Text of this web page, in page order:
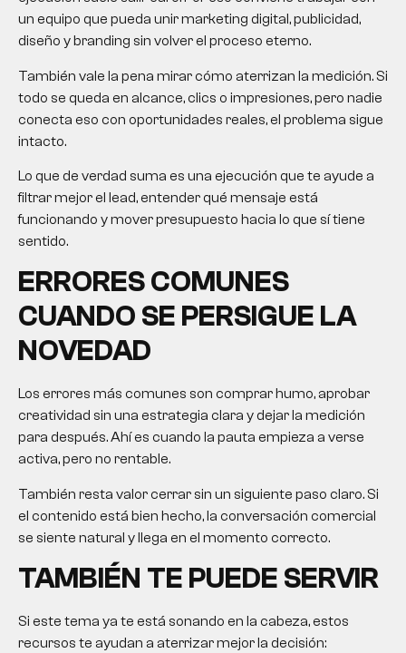
un equipo que pueda unirmarketing digital, publicidad,
diseño y branding sin volver el proceso eterno.
También vale la pena mirar cómo aterrizan la medición. Si
todo se queda en alcance, clics o impresiones, pero nadie
conecta eso con oportunidades reales, el problema sigue
intacto.
Lo que de verdad suma es una ejecución que te ayude a
filtrar mejor el lead, entender qué mensaje está
funcionando y mover presupuesto hacia lo que sí tiene
sentido.
ERRORES COMUNES
CUANDO SE PERSIGUE LA
NOVEDAD
Los errores más comunes son comprar humo, aprobar
creatividad sin una estrategia clara y dejar la medición
para después. Ahí es cuando la pauta empieza a verse
activa, pero no rentable.
También resta valor cerrar sin un siguiente paso claro. Si
el contenido está bien hecho, la conversación comercial
se siente natural y llega en el momento correcto.
TAMBIÉN TE PUEDE SERVIR
Si este tema ya te está sonando en la cabeza, estos
recursos te ayudan a aterrizar mejor la decisión: